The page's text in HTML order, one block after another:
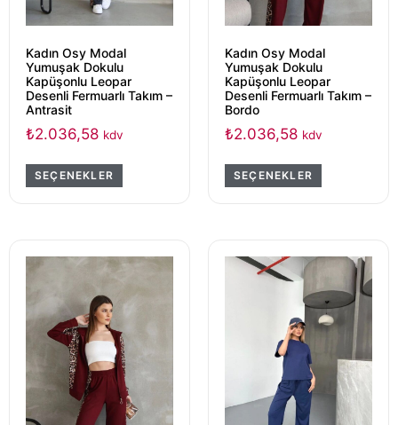
Kadın Osy Modal
Yumuşak Dokulu
Kapüşonlu Leopar
Desenli Fermuarlı Takım –
Antrasit
₺2.036,58 kdv
SEÇENEKLER
Kadın Osy Modal
Yumuşak Dokulu
Kapüşonlu Leopar
Desenli Fermuarlı Takım –
Bordo
₺2.036,58 kdv
SEÇENEKLER